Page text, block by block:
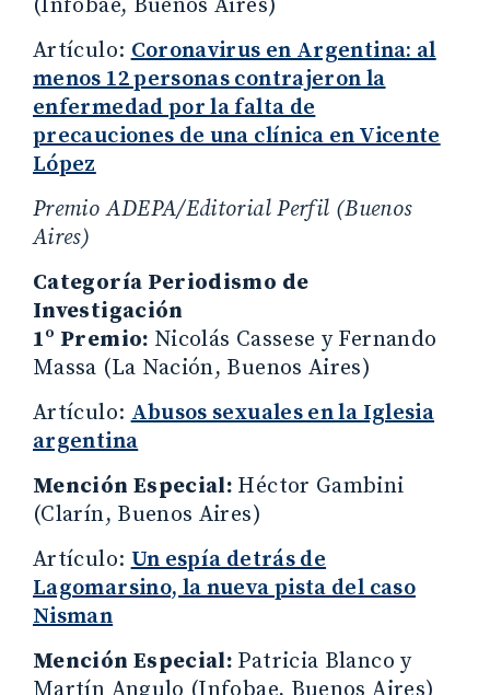
(Infobae, Buenos Aires)
Artículo:Coronavirus en Argentina: al
menos 12 personas contrajeron la
enfermedad por la falta de
precauciones de una clínica en Vicente
López
Premio ADEPA/Editorial Perfil (Buenos
Aires)
Categoría Periodismo de
Investigación
1º Premio: Nicolás Cassese y Fernando
Massa (La Nación, Buenos Aires)
Artículo:Abusos sexuales en la Iglesia
argentina
Mención Especial: Héctor Gambini
(Clarín, Buenos Aires)
Artículo:Un espía detrás de
Lagomarsino, la nueva pista del caso
Nisman
Mención Especial: Patricia Blanco y